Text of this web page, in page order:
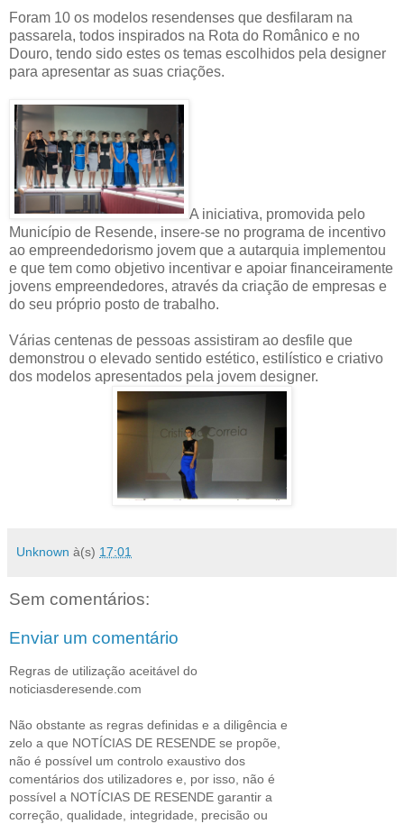
Foram 10 os modelos resendenses que desfilaram na
passarela, todos inspirados na Rota do Românico e no
Douro, tendo sido estes os temas escolhidos pela designer
para apresentar as suas criações.
A iniciativa, promovida pelo
Município de Resende, insere-se no programa de incentivo
ao empreendedorismo jovem que a autarquia implementou
e que tem como objetivo incentivar e apoiar financeiramente
jovens empreendedores, através da criação de empresas e
do seu próprio posto de trabalho.
Várias centenas de pessoas assistiram ao desfile que
demonstrou o elevado sentido estético, estilístico e criativo
dos modelos apresentados pela jovem designer.
Unknown à(s) 17:01
Sem comentários:
Enviar um comentário
Regras de utilização aceitável do
noticiasderesende.com
Não obstante as regras definidas e a diligência e
zelo a que NOTÍCIAS DE RESENDE se propõe,
não é possível um controlo exaustivo dos
comentários dos utilizadores e, por isso, não é
possível a NOTÍCIAS DE RESENDE garantir a
correção, qualidade, integridade, precisão ou